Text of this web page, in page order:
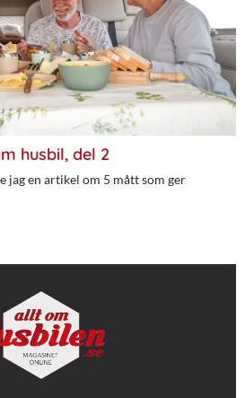
husbil, del 2
en artikel om 5 mått som ger